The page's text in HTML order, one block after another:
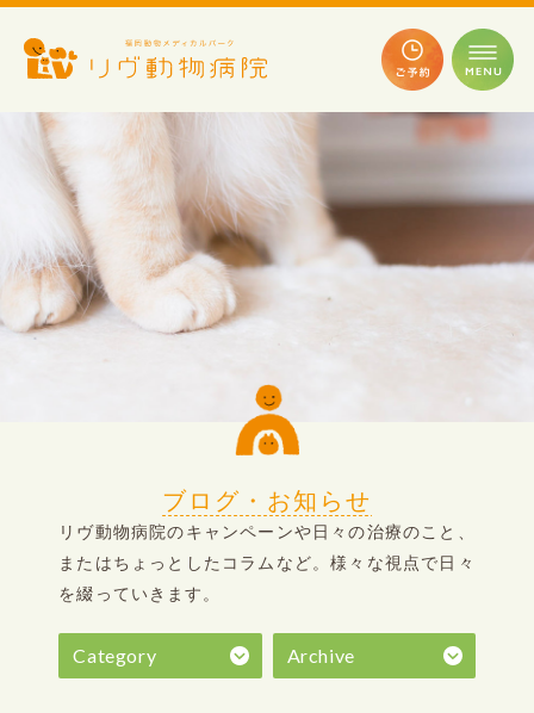
ブログ・お知らせ
リヴ動物病院のキャンペーンや日々の治療のこと、
またはちょっとしたコラムなど。様々な視点で日々
を綴っていきます。
Category Archive